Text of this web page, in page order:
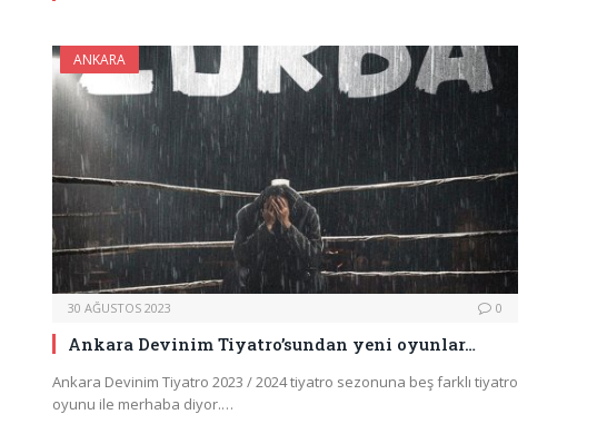
ANKARA
30 AĞUSTOS 2023 0
Ankara Devinim Tiyatro’sundan yeni oyunlar…
Ankara Devinim Tiyatro 2023 / 2024 tiyatro sezonuna beş farklı tiyatro
oyunu ile merhaba diyor.…